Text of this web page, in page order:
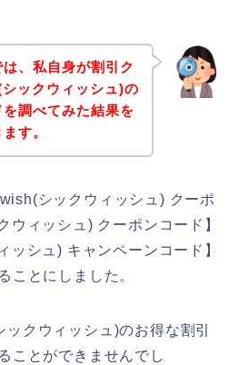
、私自身が割引ク
ックウィッシュ)の
調べてみた結果を
す。
シックウィッシュ) クーポ
ウィッシュ) クーポンコード】
ッシュ) キャンペーンコード】
ことにしました。
クウィッシュ)のお得な割引
ことができませんでし